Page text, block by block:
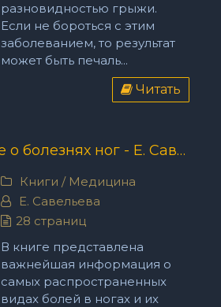
разновидностью грыжи.
Если не бороться с этим
заболеванием, то результат
может быть печаль...
Читать
Самое важное о болезнях ног - Е. Савельева
Книги / Медицина
Е. Савельева
28 страниц
В книге представлена
важнейшая информация о
самых распространенных
видах болей в ногах и их